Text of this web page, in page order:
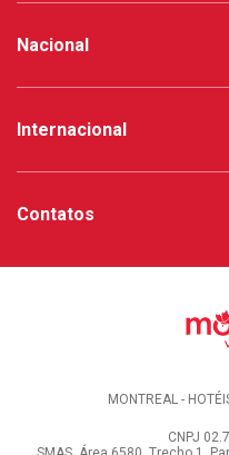
Nacional
Internacional
Contatos
MONTREAL -
CNPJ